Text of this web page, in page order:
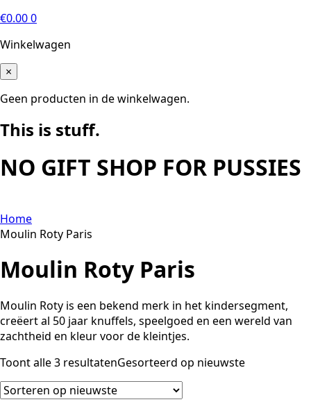
€0.000
Winkelwagen
×
Geen producten in de winkelwagen.
This is stuff.
NO GIFT SHOP FOR PUSSIES
Home
Moulin Roty Paris
Moulin Roty Paris
Moulin Roty is een bekend merk in het kindersegment,
creëert al 50 jaar knuffels, speelgoed en een wereld van
zachtheid en kleur voor de kleintjes.
Toont alle 3 resultatenGesorteerd op nieuwste